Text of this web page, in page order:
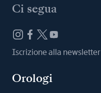
Ci segua
Iscrizione alla newsletter
Orologi